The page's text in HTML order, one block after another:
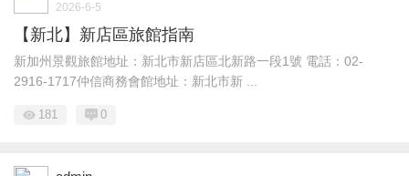
2026-6-5
【新北】新店區旅館指南
新加州景觀旅館地址：新北市新店區北新路一段1號 電話：02-
2916-1717仲信商務會館地址：新北市新 ...
181 0